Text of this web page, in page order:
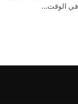
في الوقت…